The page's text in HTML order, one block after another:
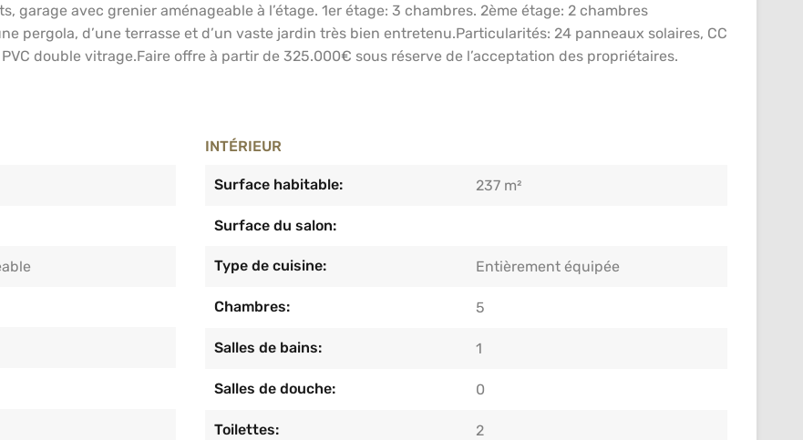
garage avec grenier aménageable à l’étage. 1er étage: 3 chambres. 2ème étage: 2 chambres
pergola, d’une terrasse et d’un vaste jardin très bien entretenu.Particularités: 24 panneaux solaires, CC
double vitrage.Faire offre à partir de 325.000€ sous réserve de l’acceptation des propriétaires.
INTÉRIEUR
Surface habitable: 237 m²
Surface du salon:
Type de cuisine: Entièrement équipée
Chambres: 5
Salles de bains: 1
Salles de douche: 0
Toilettes: 2